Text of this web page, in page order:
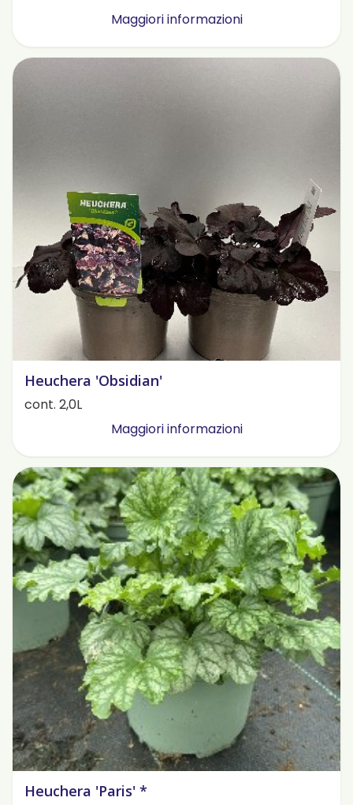
Maggiori informazioni
Heuchera 'Obsidian'
cont. 2,0L
Maggiori informazioni
Heuchera 'Paris' *